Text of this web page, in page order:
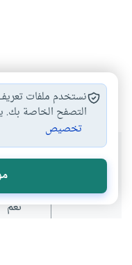
الإسلام والمسيحية
هل
نعم
نستخدم ملفات
التصفح الخاصة
تخصيص